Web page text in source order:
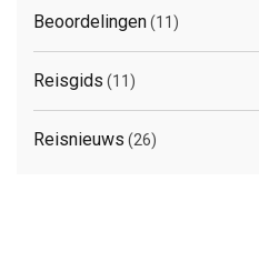
Beoordelingen(11)
Reisgids (11)
Reisnieuws (26)